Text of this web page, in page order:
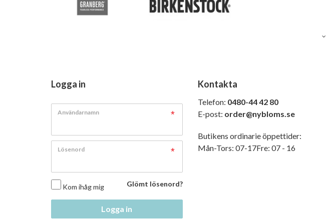
Logga in
Användarnamn
Lösenord
Kom ihåg mig Glömt lösenord?
Logga in
Kontakta
Telefon: 0480-44 42 80
E-post: order@nybloms.se
Butikens ordinarie öppettider:
Mån-Tors: 07-17Fre: 07 - 16